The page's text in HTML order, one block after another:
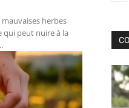
herbes
qui peut nuire à la